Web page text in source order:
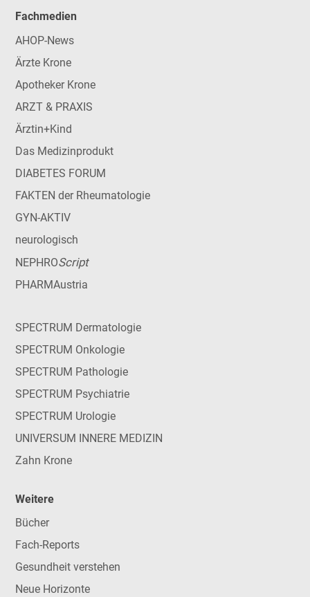
Fachmedien
AHOP-News
Ärzte Krone
Apotheker Krone
ARZT & PRAXIS
Ärztin+Kind
Das Medizinprodukt
DIABETES FORUM
FAKTEN der Rheumatologie
GYN-AKTIV
neurologisch
NEPHROScript
PHARMAustria
SPECTRUM Dermatologie
SPECTRUM Onkologie
SPECTRUM Pathologie
SPECTRUM Psychiatrie
SPECTRUM Urologie
UNIVERSUM INNERE MEDIZIN
Zahn Krone
Weitere
Bücher
Fach-Reports
Gesundheit verstehen
Neue Horizonte